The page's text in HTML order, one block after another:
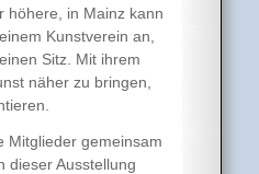
höhere, in Mainz kann
Kunstverein an,
Sitz. Mit ihrem
näher zu bringen,
Mitglieder gemeinsam
dieser Ausstellung